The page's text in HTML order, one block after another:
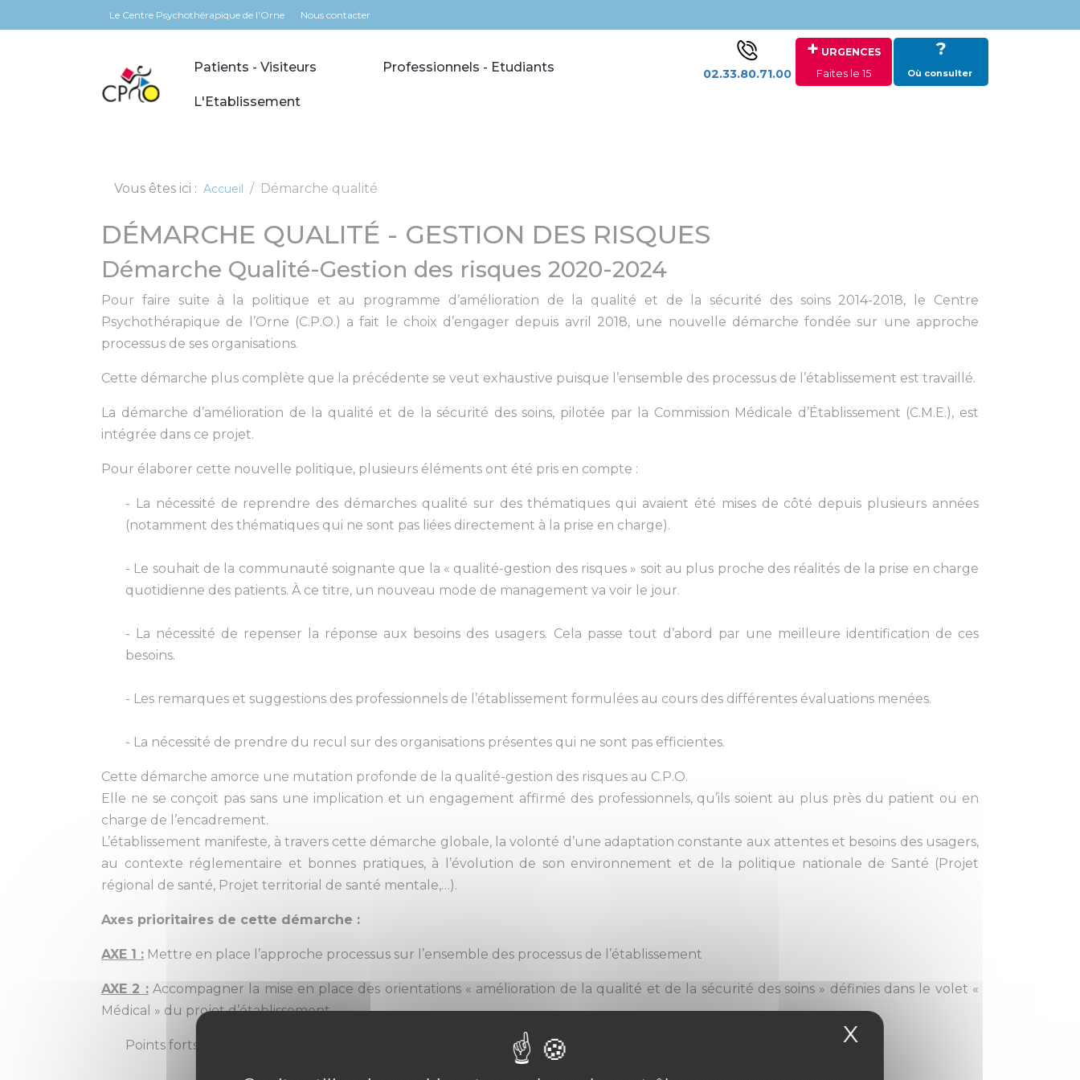
Panneau de gestion des cookies
X Masquer le
Le Centre Psychothérapique de l'Orne Nous contacter
Patients - Visiteurs Professionnels - Etudiants
L'Etablissement
02.33.80.71.00
+ URGENCES
Faites le 15
?
Où consulter
Vous êtes ici : Accueil Démarche qualité
DÉMARCHE QUALITÉ - GESTION DES RISQUES
Démarche Qualité-Gestion des risques 2020-2024
Pour faire suite à la politique et au programme d’amélioration de la qualité et de la sécurité des soins 2014-2018, le Centre
Psychothérapique de l’Orne (C.P.O.) a fait le choix d’engager depuis avril 2018, une nouvelle démarche fondée sur une approche
processus de ses organisations.
Cette démarche plus complète que la précédente se veut exhaustive puisque l’ensemble des processus de l’établissement est travaillé.
La démarche d’amélioration de la qualité et de la sécurité des soins, pilotée par la Commission Médicale d’Établissement (C.M.E.), est
intégrée dans ce projet.
Pour élaborer cette nouvelle politique, plusieurs éléments ont été pris en compte :
- La nécessité de reprendre des démarches qualité sur des thématiques qui avaient été mises de côté depuis plusieurs années
(notamment des thématiques qui ne sont pas liées directement à la prise en charge).
- Le souhait de la communauté soignante que la « qualité-gestion des risques » soit au plus proche des réalités de la prise en charge
quotidienne des patients. À ce titre, un nouveau mode de management va voir le jour.
- La nécessité de repenser la réponse aux besoins des usagers. Cela passe tout d’abord par une meilleure identification de ces
besoins.
- Les remarques et suggestions des professionnels de l’établissement formulées au cours des différentes évaluations menées.
- La nécessité de prendre du recul sur des organisations présentes qui ne sont pas efficientes.
Cette démarche amorce une mutation profonde de la qualité-gestion des risques au C.P.O.
Elle ne se conçoit pas sans une implication et un engagement affirmé des professionnels, qu’ils soient au plus près du patient ou en
charge de l’encadrement.
L’établissement manifeste, à travers cette démarche globale, la volonté d’une adaptation constante aux attentes et besoins des usagers,
au contexte réglementaire et bonnes pratiques, à l’évolution de son environnement et de la politique nationale de Santé (Projet
régional de santé, Projet territorial de santé mentale,…).
Axes prioritaires de cette démarche :
AXE 1 : Mettre en place l’approche processus sur l’ensemble des processus de l’établissement
AXE 2 :Accompagner la mise en place des orientations « amélioration de la qualité et de la sécurité des soins » définies dans le volet «
Médical » du projet d’établissement.
Points forts :